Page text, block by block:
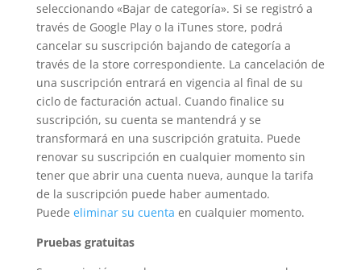
seleccionando «Bajar de categoría». Si se registró a
través de Google Play o la iTunes store, podrá
cancelar su suscripción bajando de categoría a
través de la store correspondiente. La cancelación de
una suscripción entrará en vigencia al final de su
ciclo de facturación actual. Cuando finalice su
suscripción, su cuenta se mantendrá y se
transformará en una suscripción gratuita. Puede
renovar su suscripción en cualquier momento sin
tener que abrir una cuenta nueva, aunque la tarifa
de la suscripción puede haber aumentado.
Puede eliminar su cuenta en cualquier momento.
Pruebas gratuitas